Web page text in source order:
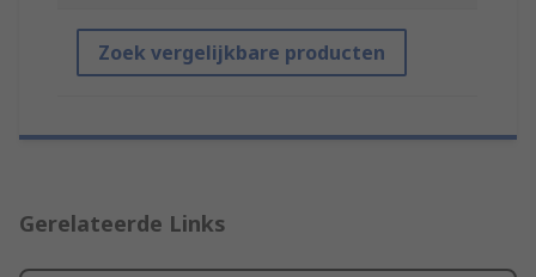
Zoek vergelijkbare producten
Gerelateerde Links